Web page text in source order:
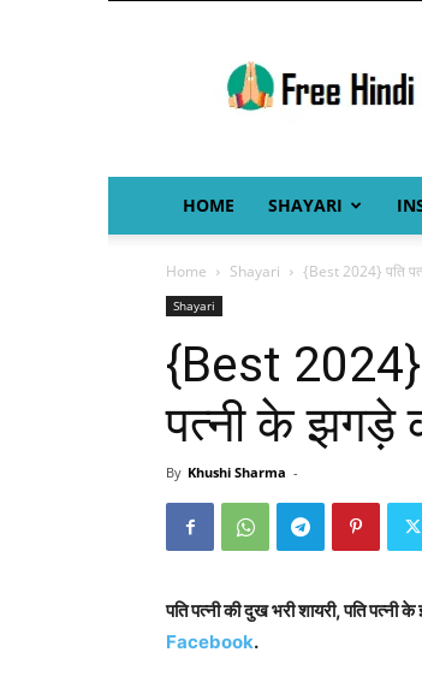
Hindi
HOME SHAYARI
Home Shayari {Best 2024} पति
Shayari
{Best 2024}
पत्नी के झगड़े
By Khushi Sharma -
पति पत्नी की दुख भरी शायरी, पति पत्नी
Facebook.